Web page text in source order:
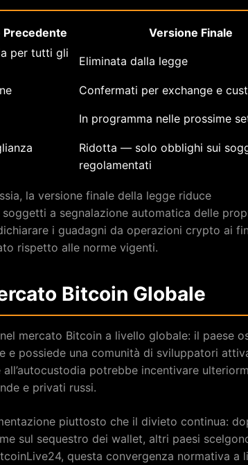
Precedente
Versione Finale
per tutti gli
Eliminata dalla legge
Confermati per exchange e
In programma nelle prossime
Ridotta — solo obblighi sui
regolamentati
la versione finale della legge riduce
a segnalazione automatica delle
i guadagni da operazioni crypto ai
rispetto alle norme vigenti.
Bitcoin Globale
mercato Bitcoin a livello globale: il paese
e possiede una comunità di sviluppatori
potrebbe incentivare
e privati russi.
piuttosto che il divieto continua:
sul sequestro dei wallet, altri paesi
questa convergenza normativa a